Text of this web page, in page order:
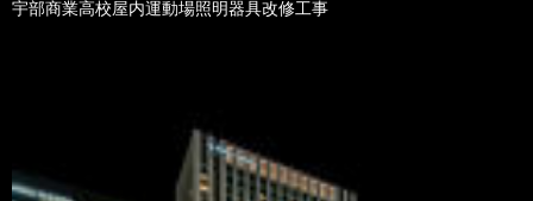
宇部商業高校屋内運動場照明器具改修工事